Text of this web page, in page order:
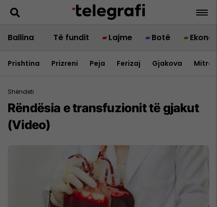
Ballina Të fundit Lajme Botë
Prishtina Prizreni Peja Ferizaj Gjakova
Shëndeti
Rëndësia e transfuzionit të gjakut
(Video)